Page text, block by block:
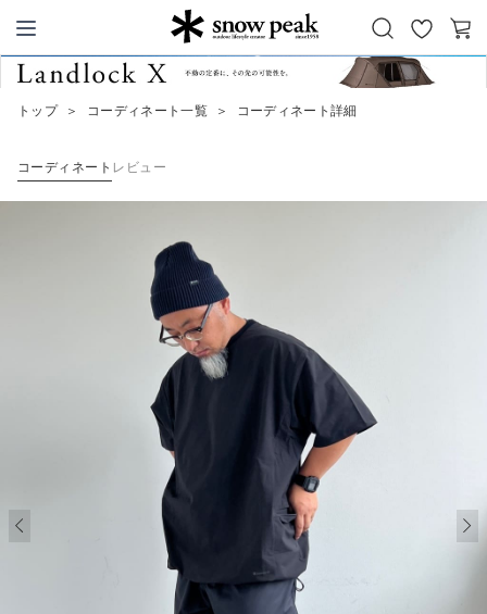
Snow Peak
お
気
カ
トップ ＞ コーディネート一覧 ＞ コーディネート詳細
コーディネート レビュー